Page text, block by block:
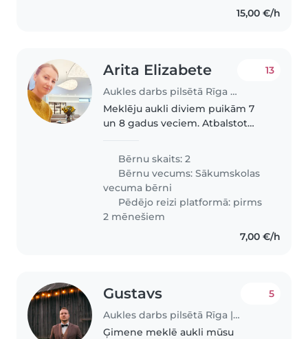
15,00 €/h
Arita Elizabete
Aukles darbs pilsētā Rīga | Babysits
13
Meklēju aukli diviem puikām 7
un 8 gadus veciem. Atbalstot
aizvedot uz pulciņiem, treniņiem.
Vēlams ar pedagoģisku pieredzi
un veselīga dzīvesveida
paradumiem...
Bērnu skaits: 2
Bērnu vecums:Sākumskolas
vecuma bērni
Pēdējo reizi platformā: pirms
2 mēnešiem
7,00 €/h
Gustavs
Aukles darbs pilsētā Rīga | Babysits
5
Ģimene meklē aukli mūsu